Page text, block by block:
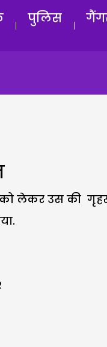
पुलिस
लेकर उस की